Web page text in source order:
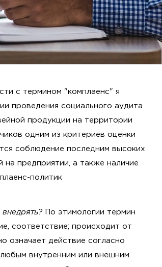
с термином "комплаенс" я
проведения социального аудита
продукции на территории
одним из критериев оценки
соблюдение последним высоких
предприятии, а также наличие
политик
По этимологии термин
соответствие; происходит от
означает действие согласно
внутренним или внешним